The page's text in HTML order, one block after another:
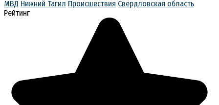
МВД Нижний Тагил Происшествия Свердловская область
Рейтинг